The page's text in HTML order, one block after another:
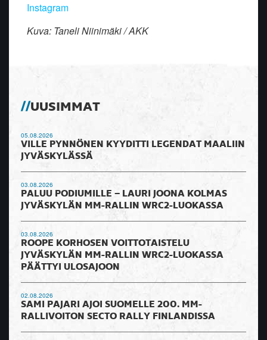
Instagram
Kuva: Taneli Niinimäki / AKK
UUSIMMAT
05.08.2026
VILLE PYNNÖNEN KYYDITTI LEGENDAT MAALIIN
JYVÄSKYLÄSSÄ
03.08.2026
PALUU PODIUMILLE – LAURI JOONA KOLMAS
JYVÄSKYLÄN MM-RALLIN WRC2-LUOKASSA
03.08.2026
ROOPE KORHOSEN VOITTOTAISTELU
JYVÄSKYLÄN MM-RALLIN WRC2-LUOKASSA
PÄÄTTYI ULOSAJOON
02.08.2026
SAMI PAJARI AJOI SUOMELLE 200. MM-
RALLIVOITON SECTO RALLY FINLANDISSA